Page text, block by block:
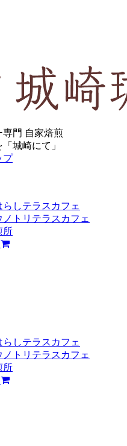
専門 自家焙煎
城崎にて」
しテラスカフェ
トリテラスカフェ
所
しテラスカフェ
トリテラスカフェ
所